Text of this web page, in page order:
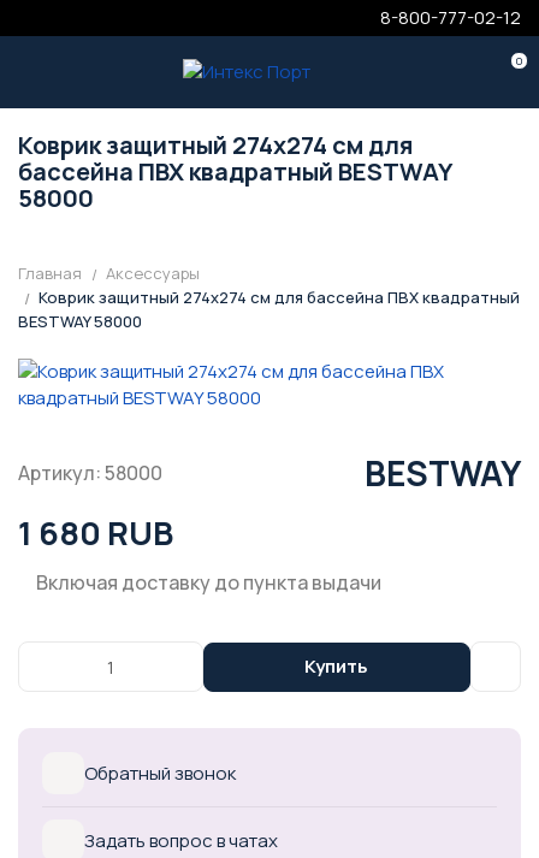
8-800-777-02-12
0
Коврик защитный 274х274 см для
бассейна ПВХ квадратный BESTWAY
58000
Главная
Аксессуары
Коврик защитный 274х274 см для бассейна ПВХ квадратный
BESTWAY 58000
Артикул: 58000 BESTWAY
1 680 RUB
Включая доставку до пункта выдачи
Купить
Обратный звонок
Задать вопрос в чатах